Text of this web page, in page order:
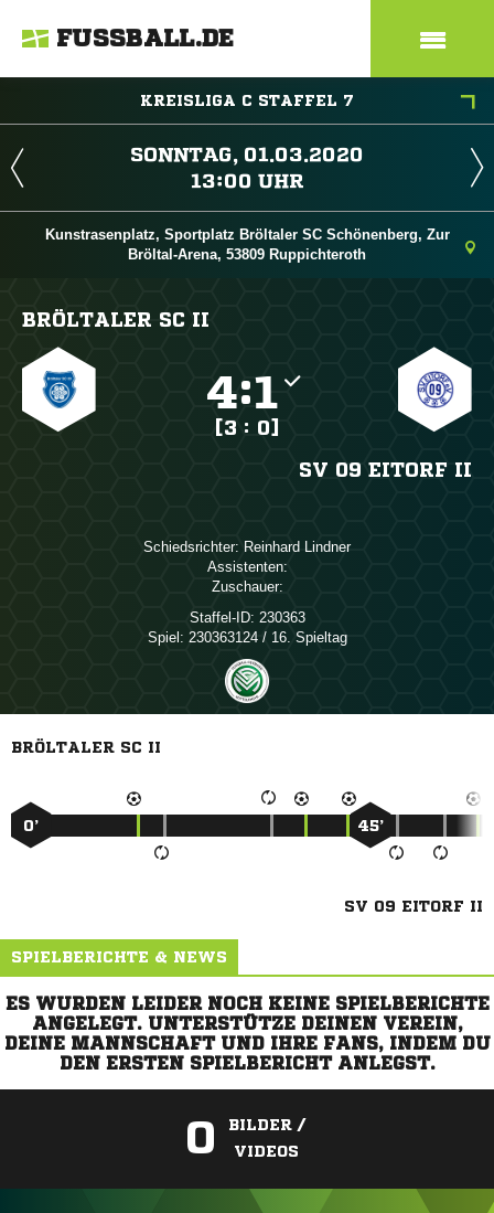
FUSSBALL.DE
KREISLIGA C STAFFEL 7
 
 
Kunstrasenplatz, Sportplatz Bröltaler SC Schönenberg, Zur
Bröltal-Arena, 53809 Ruppichteroth
BRÖLTALER SC II
:
[3 : 0]
SV 09 EITORF II
Schiedsrichter:  
Assistenten:
Zuschauer:
Staffel-ID: 230363
Spiel: 230363124 / 16. Spieltag
BRÖLTALER SC II
0’ 45’
SV 09 EITORF II
SPIELBERICHTE & NEWS
ES WURDEN LEIDER NOCH KEINE SPIELBERICHTE
ANGELEGT. UNTERSTÜTZE DEINEN VEREIN,
DEINE MANNSCHAFT UND IHRE FANS, INDEM DU
DEN ERSTEN SPIELBERICHT ANLEGST.
0
BILDER /
VIDEOS